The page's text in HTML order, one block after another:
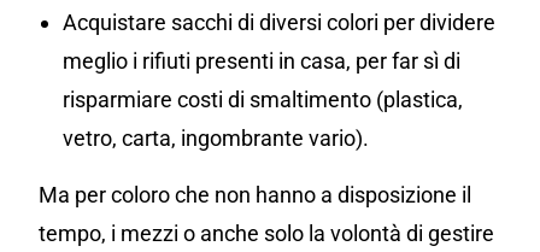
Acquistare sacchi di diversi colori per dividere
meglio i rifiuti presenti in casa, per far sì di
risparmiare costi di smaltimento (plastica,
vetro, carta, ingombrante vario).
Ma per coloro che non hanno a disposizione il
tempo, i mezzi o anche solo la volontà di gestire